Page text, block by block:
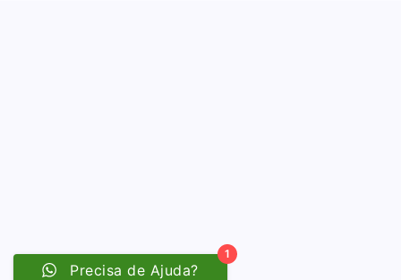
1
Precisa de Ajuda?